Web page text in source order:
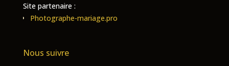
Site partenaire :
Photographe-mariage.pro
Nous suivre